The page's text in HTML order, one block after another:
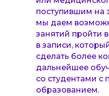
поступившим на
мы даем
занятий пройти
в записи,
сделать более
дальнейшее
со студентами с
образованием.
Рекомендации по
психолога с
правовыми документами
смогут начать
РЭПТ-подход на
проводить
диагностику,
с клиентом о целях
выявлять и
иррациональные